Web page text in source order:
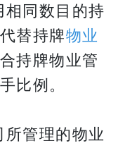
同数目的持
代替持牌物业
持牌物业管
比例。
管理的物业